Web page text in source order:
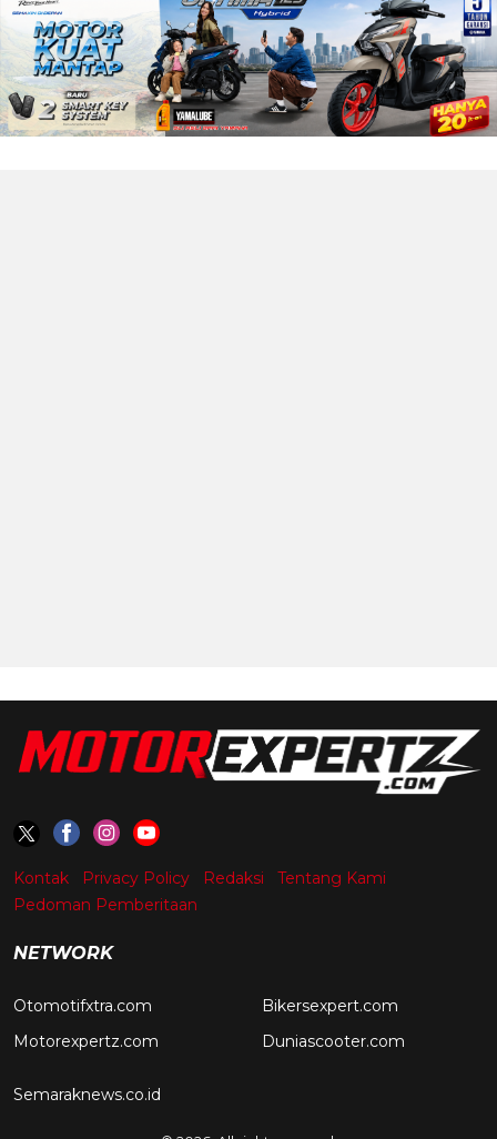
Kontak Privacy Policy Redaksi
Tentang Kami
Pedoman Pemberitaan
NETWORK
Otomotifxtra.com
Motorexpertz.com
Bikersexpert.com
Duniascooter.com
Semaraknews.co.id